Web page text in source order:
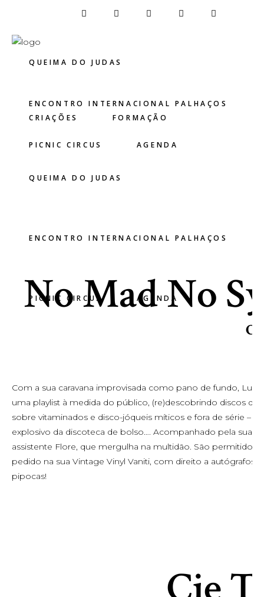
CRIAÇÕES FORMAÇÃO
QUEIMA DO JUDAS
ENCONTRO INTERNACIONAL PALHAÇOS
PICNIC CIRCUS AGENDA
QUEIMA DO JUDAS
ENCONTRO INTERNACIONAL PALHAÇOS
PICNIC CIRCUS AGENDA
No Mad No
Com a sua caravana improvisada como pano de fundo, Luís
uma playlist à medida do público, (re)descobrindo discos de
sobre vitaminados e disco-jóqueis míticos e fora de série – o
explosivo da discoteca de bolso…. Acompanhado pela sua
assistente Flore, que mergulha na multidão. São permitidos
pedido na sua Vintage Vinyl Vaniti, com direito a autógrafos e
pipocas!